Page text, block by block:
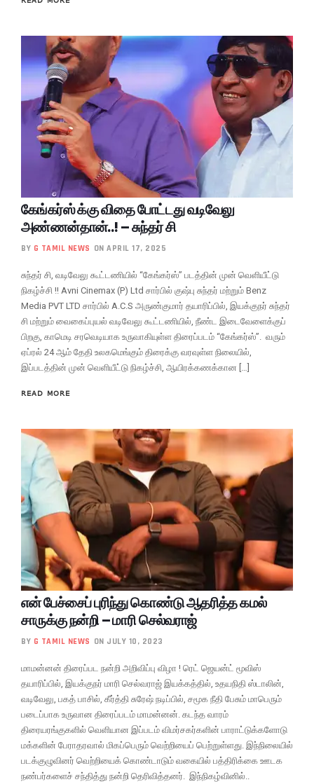
கேங்கர்ஸ் க்கு விதை போட்டது வடிவேலு
அண்ணன்தான்..! – சுந்தர் சி
BY G TAMIL NEWS ON APRIL 17, 2025
சுந்தர் சி, வடிவேலு கூட்டணியில் “கேங்கர்ஸ்” படத்தின் முன் வெளியீட்டு
நிகழ்ச்சி !! Avni Cinemax (P) Ltd சார்பில் குஷ்பு சுந்தர் மற்றும் Benz
Media PVT LTD சார்பில் A.C.S அருண்குமார் தயாரிப்பில், இயக்குநர் சுந்தர்
சி மற்றும் வைகைப்புயல் வடிவேலு கூட்டணியில், நீண்ட இடைவேளைக்குப்
பிறகு, காமெடி சரவெடியாக உருவாகியுள்ள திரைப்படம் “கேங்கர்ஸ்”. வரும்
ஏப்ரல் 24 ஆம் தேதி உலகமெங்கும் திரைக்கு வரவுள்ள நிலையில்,
இப்படத்தின் முன் வெளியீட்டு நிகழ்ச்சி, ஆயிரக்கணக்கான […]
READ MORE
என் பேச்சைப் புரிந்து கொண்டு ஆதரித்த கமல்
சாருக்கு நன்றி – மாரி செல்வராஜ்
BY G TAMIL NEWS ON JULY 10, 2023
மாமன்னன் திரைப்பட நன்றி அறிவிப்பு விழா ! ரெட் ஜெயன்ட் மூவிஸ்
தயாரிப்பில், இயக்குநர் மாரி செல்வராஜ் இயக்கத்தில், உதயநிதி ஸ்டாலின்,
வடிவேலு, பகத் பாசில், கீர்த்தி சுரேஷ் நடிப்பில், சமூக நீதி பேசும் மாபெரும்
படைப்பாக உருவான திரைப்படம் மாமன்னன். கடந்த வாரம்
திரையரங்குகளில் வெளியான இப்படம் விமர்சகர்களின் பாராட்டுக்களோடு
மக்களின் பேராதரவால் மிகப்பெரும் வெற்றியைப் பெற்றுள்ளது. இந்நிலையில்
படக்குழுவினர் வெற்றியைக் கொண்டாடும் வகையில் பத்திரிக்கை ஊடக
நண்பர்களைச் சந்தித்து நன்றி தெரிவித்தனர். இந்நிகழ்வினில்..